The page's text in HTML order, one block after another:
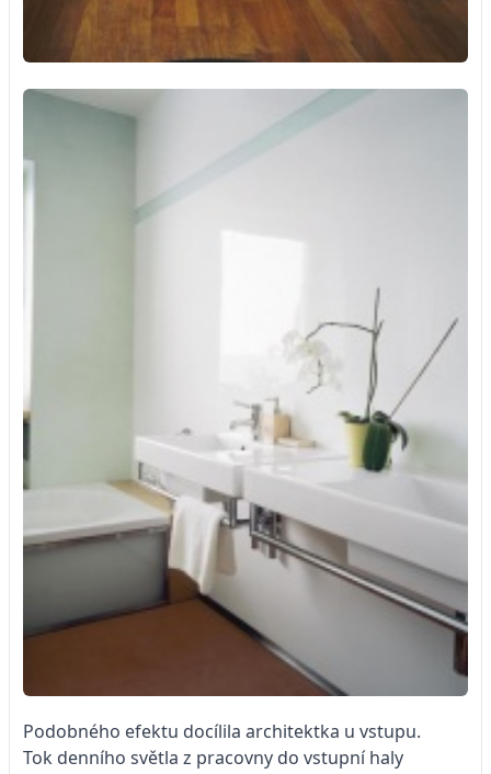
Podobného efektu docílila architektka u vstupu.
Tok denního světla z pracovny do vstupní haly